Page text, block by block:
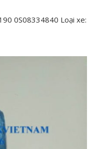
0S08334840 Loại xe: